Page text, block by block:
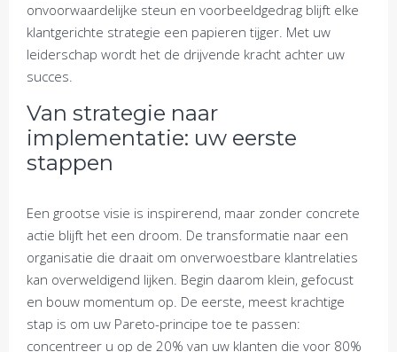
onvoorwaardelijke steun en voorbeeldgedrag blijft elke
klantgerichte strategie een papieren tijger. Met uw
leiderschap wordt het de drijvende kracht achter uw
succes.
Van strategie naar
implementatie: uw eerste
stappen
Een grootse visie is inspirerend, maar zonder concrete
actie blijft het een droom. De transformatie naar een
organisatie die draait om onverwoestbare klantrelaties
kan overweldigend lijken. Begin daarom klein, gefocust
en bouw momentum op. De eerste, meest krachtige
stap is om uw Pareto-principe toe te passen:
concentreer u op de 20% van uw klanten die voor 80%